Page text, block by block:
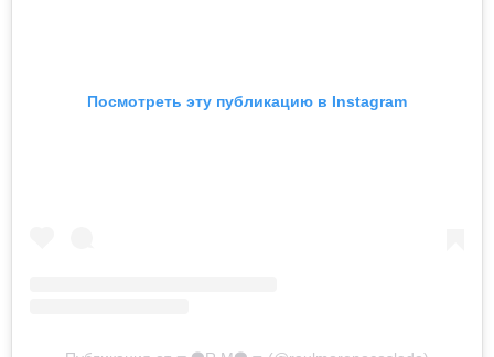
Посмотреть эту публикацию в Instagram